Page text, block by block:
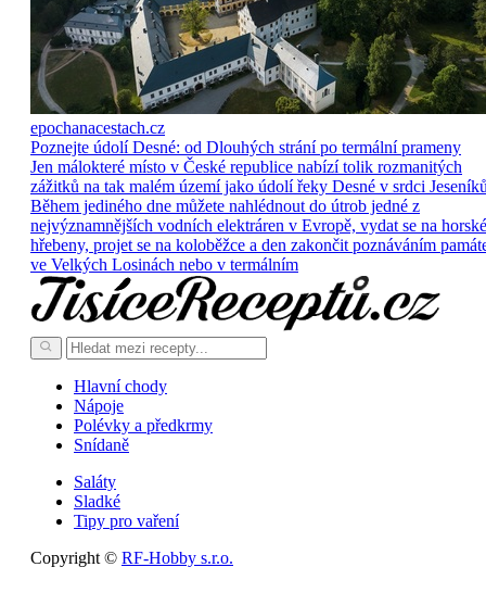
epochanacestach.cz
Poznejte údolí Desné: od Dlouhých strání po termální prameny
Jen málokteré místo v České republice nabízí tolik rozmanitých
zážitků na tak malém území jako údolí řeky Desné v srdci
Během jediného dne můžete nahlédnout do útrob jedné z
nejvýznamnějších vodních elektráren v Evropě, vydat se na horské
hřebeny, projet se na koloběžce a den zakončit poznáváním
ve Velkých Losinách nebo v termálním
Hlavní chody
Nápoje
Polévky a předkrmy
Snídaně
Saláty
Sladké
Tipy pro vaření
Copyright © RF-Hobby s.r.o.